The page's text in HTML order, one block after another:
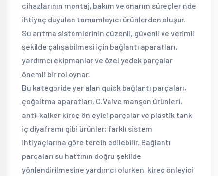
cihazlarının montaj, bakım ve onarım süreçlerinde
ihtiyaç duyulan tamamlayıcı ürünlerden oluşur.
Su arıtma sistemlerinin düzenli, güvenli ve verimli
şekilde çalışabilmesi için bağlantı aparatları,
yardımcı ekipmanlar ve özel yedek parçalar
önemli bir rol oynar.
Bu kategoride yer alan quick bağlantı parçaları,
çoğaltma aparatları, C.Valve manşon ürünleri,
anti-kalker kireç önleyici parçalar ve plastik tank
iç diyaframı gibi ürünler; farklı sistem
ihtiyaçlarına göre tercih edilebilir. Bağlantı
parçaları su hattının doğru şekilde
yönlendirilmesine yardımcı olurken, kireç önleyici